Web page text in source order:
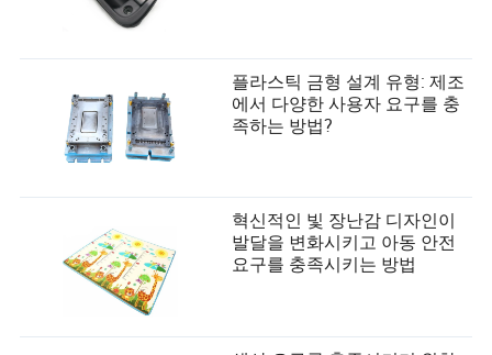
플라스틱 금형 설계 유형: 제조
에서 다양한 사용자 요구를 충
족하는 방법?
혁신적인 빛 장난감 디자인이
발달을 변화시키고 아동 안전
요구를 충족시키는 방법